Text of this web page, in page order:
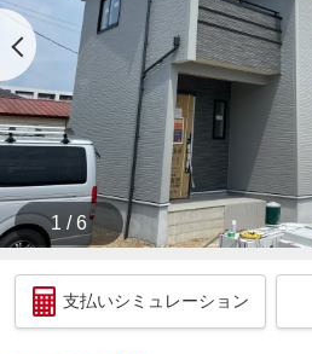
1 / 6
支払いシミュレーション